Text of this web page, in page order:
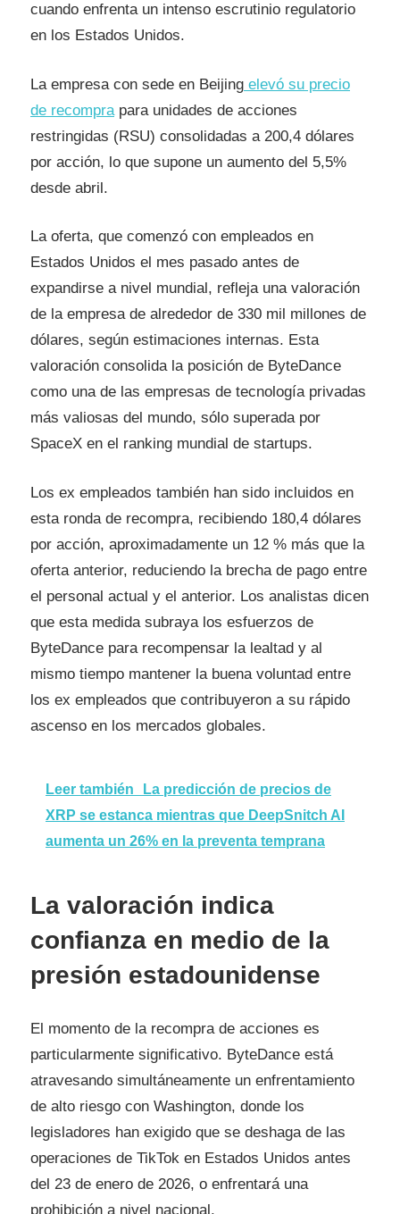
cuando enfrenta un intenso escrutinio regulatorio
en los Estados Unidos.
La empresa con sede en Beijing elevó su precio
de recompra para unidades de acciones
restringidas (RSU) consolidadas a 200,4 dólares
por acción, lo que supone un aumento del 5,5%
desde abril.
La oferta, que comenzó con empleados en
Estados Unidos el mes pasado antes de
expandirse a nivel mundial, refleja una valoración
de la empresa de alrededor de 330 mil millones de
dólares, según estimaciones internas. Esta
valoración consolida la posición de ByteDance
como una de las empresas de tecnología privadas
más valiosas del mundo, sólo superada por
SpaceX en el ranking mundial de startups.
Los ex empleados también han sido incluidos en
esta ronda de recompra, recibiendo 180,4 dólares
por acción, aproximadamente un 12 % más que la
oferta anterior, reduciendo la brecha de pago entre
el personal actual y el anterior. Los analistas dicen
que esta medida subraya los esfuerzos de
ByteDance para recompensar la lealtad y al
mismo tiempo mantener la buena voluntad entre
los ex empleados que contribuyeron a su rápido
ascenso en los mercados globales.
Leer también
La predicción de precios de
XRP se estanca mientras que DeepSnitch AI
aumenta un 26% en la preventa temprana
La valoración indica
confianza en medio de la
presión estadounidense
El momento de la recompra de acciones es
particularmente significativo. ByteDance está
atravesando simultáneamente un enfrentamiento
de alto riesgo con Washington, donde los
legisladores han exigido que se deshaga de las
operaciones de TikTok en Estados Unidos antes
del 23 de enero de 2026, o enfrentará una
prohibición a nivel nacional.